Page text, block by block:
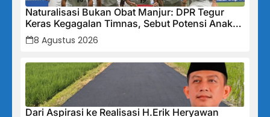
Naturalisasi Bukan Obat Manjur: DPR Tegur
Keras Kegagalan Timnas, Sebut Potensi Anak
Bangsa Terabaikan Demi “Jalan Pintas”
8 Agustus 2026
Dari Aspirasi ke Realisasi H.Erik Heryawan